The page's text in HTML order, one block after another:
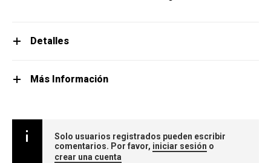
Detalles
Más Información
Solo usuarios registrados pueden escribir
comentarios. Por favor, iniciar sesión o
crear una cuenta